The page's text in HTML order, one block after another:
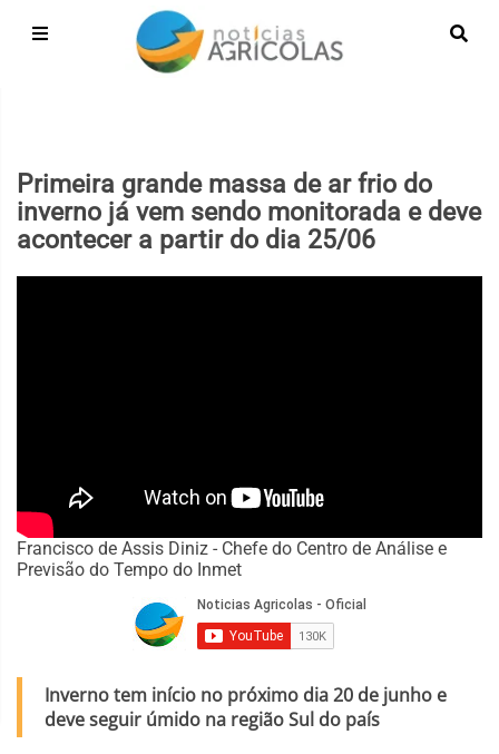
Primeira grande massa de ar frio do
inverno já vem sendo monitorada e deve
acontecer a partir do dia 25/06
Francisco de Assis Diniz - Chefe do Centro de Análise e
Previsão do Tempo do Inmet
Inverno tem início no próximo dia 20 de junho e
deve seguir úmido na região Sul do país